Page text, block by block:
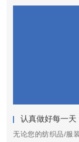
认真做好每一天
无论您的纺织品/服